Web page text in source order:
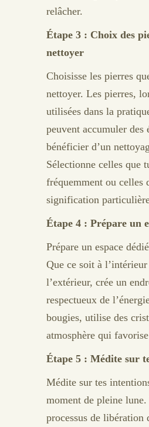
relâcher.
Étape 3 : Choix des
nettoyer
Choisisse les pierres
nettoyer. Les pierres,
utilisées dans la
peuvent accumuler des
bénéficier d’un
Sélectionne celles que
fréquemment ou celles
signification
Étape 4 : Prépare un
Prépare un espace
Que ce soit à
l’extérieur, crée un
respectueux de
bougies, utilise des
atmosphère qui
Étape 5 : Médite sur
Médite sur tes
moment de pleine
processus de libération